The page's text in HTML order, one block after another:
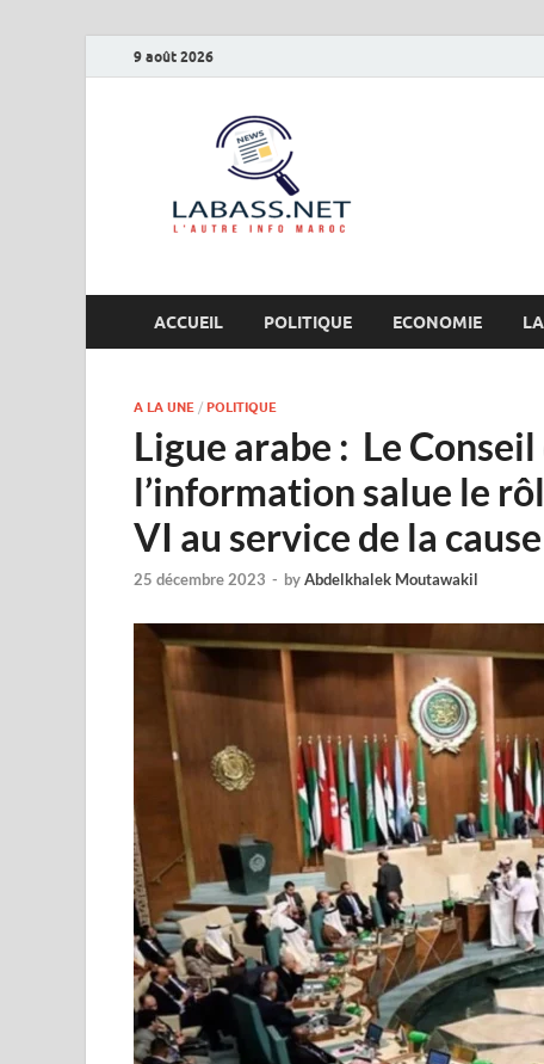
9 août 2026
ACCUEIL POLITIQUE ECONOMIE
A LA UNE / POLITIQUE
Ligue arabe : Le
l’information salue le
VI au service de la
25 décembre 2023 - byAbdelkhalek Moutawakil